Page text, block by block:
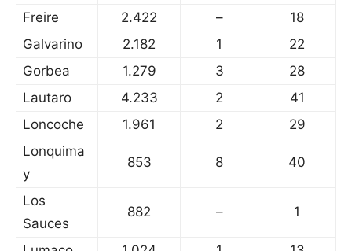
Freire
2.422 –
18
Galvarino
2.182 1
22
Gorbea
1.279 3
28
Lautaro
4.233 2
41
Loncoche
1.961 2
29
Lonquima
y
853 8 40
Los
Sauces
882 – 1